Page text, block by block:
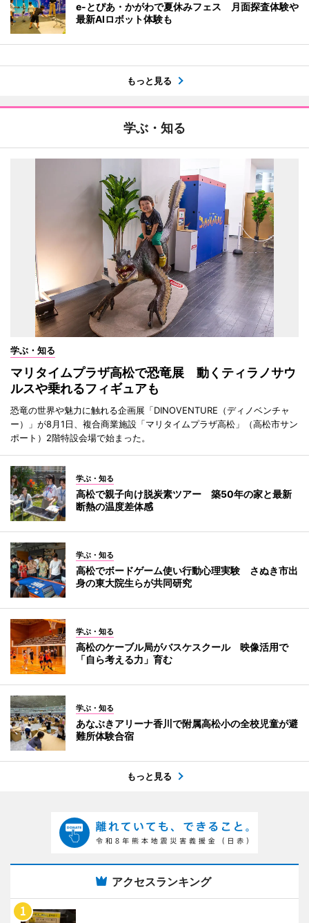
e-とぴあ・かがわで夏休みフェス 月面探査体験や
最新AIロボット体験も
もっと見る
学ぶ・知る
学ぶ・知る
マリタイムプラザ高松で恐竜展 動くティラノサウ
ルスや乗れるフィギュアも
恐竜の世界や魅力に触れる企画展「DINOVENTURE（ディノベンチャ
ー）」が8月1日、複合商業施設「マリタイムプラザ高松」（高松市サン
ポート）2階特設会場で始まった。
学ぶ・知る
高松で親子向け脱炭素ツアー 築50年の家と最新
断熱の温度差体感
学ぶ・知る
高松でボードゲーム使い行動心理実験 さぬき市出
身の東大院生らが共同研究
学ぶ・知る
高松のケーブル局がバスケスクール 映像活用で
「自ら考える力」育む
学ぶ・知る
あなぶきアリーナ香川で附属高松小の全校児童が避
難所体験合宿
もっと見る
アクセスランキング